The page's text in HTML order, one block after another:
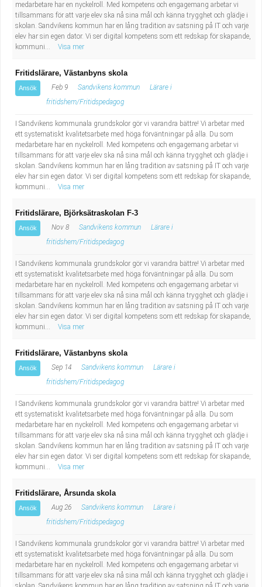
medarbetare har en nyckelroll. Med kompetens och engagemang arbetar vi
tillsammans för att varje elev ska nå sina mål och känna trygghet och glädje i
skolan. Sandvikens kommun har en lång tradition av satsning på IT och varje
elev har sin egen dator. Vi ser digital kompetens som ett redskap för skapande,
kommuni...
Visa mer
Fritidslärare, Västanbyns skola
Ansök Feb 9 Sandvikens kommun
Lärare i
fritidshem/Fritidspedagog
I Sandvikens kommunala grundskolor gör vi varandra bättre! Vi arbetar med
ett systematiskt kvalitetsarbete med höga förväntningar på alla. Du som
medarbetare har en nyckelroll. Med kompetens och engagemang arbetar vi
tillsammans för att varje elev ska nå sina mål och känna trygghet och glädje i
skolan. Sandvikens kommun har en lång tradition av satsning på IT och varje
elev har sin egen dator. Vi ser digital kompetens som ett redskap för skapande,
kommuni...
Visa mer
Fritidslärare, Björksätraskolan F-3
Ansök Nov 8 Sandvikens kommun
Lärare i
fritidshem/Fritidspedagog
I Sandvikens kommunala grundskolor gör vi varandra bättre! Vi arbetar med
ett systematiskt kvalitetsarbete med höga förväntningar på alla. Du som
medarbetare har en nyckelroll. Med kompetens och engagemang arbetar vi
tillsammans för att varje elev ska nå sina mål och känna trygghet och glädje i
skolan. Sandvikens kommun har en lång tradition av satsning på IT och varje
elev har sin egen dator. Vi ser digital kompetens som ett redskap för skapande,
kommuni...
Visa mer
Fritidslärare, Västanbyns skola
Ansök Sep 14 Sandvikens kommun
Lärare i
fritidshem/Fritidspedagog
I Sandvikens kommunala grundskolor gör vi varandra bättre! Vi arbetar med
ett systematiskt kvalitetsarbete med höga förväntningar på alla. Du som
medarbetare har en nyckelroll. Med kompetens och engagemang arbetar vi
tillsammans för att varje elev ska nå sina mål och känna trygghet och glädje i
skolan. Sandvikens kommun har en lång tradition av satsning på IT och varje
elev har sin egen dator. Vi ser digital kompetens som ett redskap för skapande,
kommuni...
Visa mer
Fritidslärare, Årsunda skola
Ansök Aug 26 Sandvikens kommun
Lärare i
fritidshem/Fritidspedagog
I Sandvikens kommunala grundskolor gör vi varandra bättre! Vi arbetar med
ett systematiskt kvalitetsarbete med höga förväntningar på alla. Du som
medarbetare har en nyckelroll. Med kompetens och engagemang arbetar vi
tillsammans för att varje elev ska nå sina mål och känna trygghet och glädje i